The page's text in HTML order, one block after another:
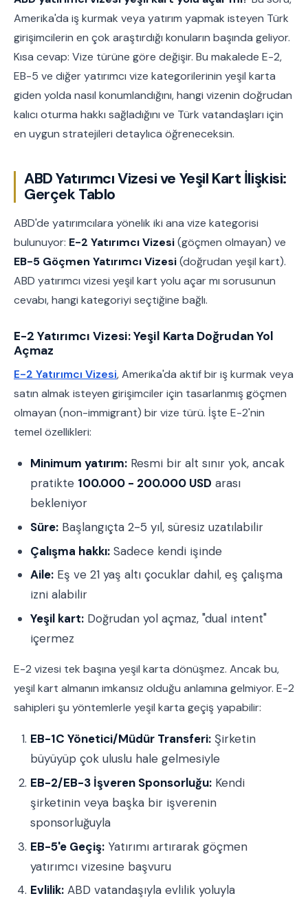
Amerika'da iş kurmak veya yatırım yapmak isteyen Türk
girişimcilerin en çok araştırdığı konuların başında geliyor.
Kısa cevap: Vize türüne göre değişir. Bu makalede E-2,
EB-5 ve diğer yatırımcı vize kategorilerinin yeşil karta
giden yolda nasıl konumlandığını, hangi vizenin doğrudan
kalıcı oturma hakkı sağladığını ve Türk vatandaşları için
en uygun stratejileri detaylıca öğreneceksin.
ABD Yatırımcı Vizesi ve Yeşil Kart İlişkisi:
Gerçek Tablo
ABD'de yatırımcılara yönelik iki ana vize kategorisi
bulunuyor: E-2 Yatırımcı Vizesi(göçmen olmayan) ve
EB-5 Göçmen Yatırımcı Vizesi(doğrudan yeşil kart).
ABD yatırımcı vizesi yeşil kart yolu açar mı sorusunun
cevabı, hangi kategoriyi seçtiğine bağlı.
E-2 Yatırımcı Vizesi: Yeşil Karta Doğrudan Yol
Açmaz
E-2 Yatırımcı Vizesi, Amerika'da aktif bir iş kurmak veya
satın almak isteyen girişimciler için tasarlanmış göçmen
olmayan (non-immigrant) bir vize türü. İşte E-2'nin
temel özellikleri:
Minimum yatırım: Resmi bir alt sınır yok, ancak
pratikte 100.000 - 200.000 USD arası
bekleniyor
Süre: Başlangıçta 2-5 yıl, süresiz uzatılabilir
Çalışma hakkı: Sadece kendi işinde
Aile: Eş ve 21 yaş altı çocuklar dahil, eş çalışma
izni alabilir
Yeşil kart: Doğrudan yol açmaz, "dual intent"
içermez
E-2 vizesi tek başına yeşil karta dönüşmez. Ancak bu,
yeşil kart almanın imkansız olduğu anlamına gelmiyor. E-2
sahipleri şu yöntemlerle yeşil karta geçiş yapabilir:
EB-1C Yönetici/Müdür Transferi: Şirketin
büyüyüp çok uluslu hale gelmesiyle
EB-2/EB-3 İşveren Sponsorluğu: Kendi
şirketinin veya başka bir işverenin
sponsorluğuyla
EB-5'e Geçiş: Yatırımı artırarak göçmen
yatırımcı vizesine başvuru
Evlilik: ABD vatandaşıyla evlilik yoluyla